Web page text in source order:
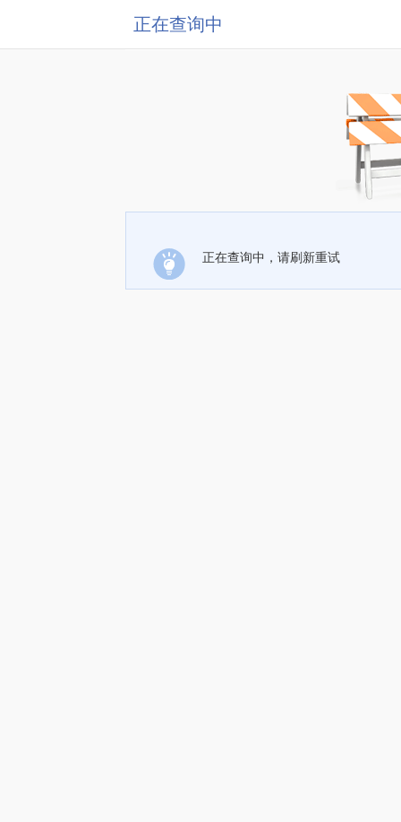
正在查询中
正在查询中，请刷新重试